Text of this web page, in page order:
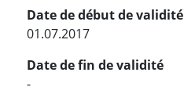
Date de début de validité
01.07.2017
Date de fin de validité
-